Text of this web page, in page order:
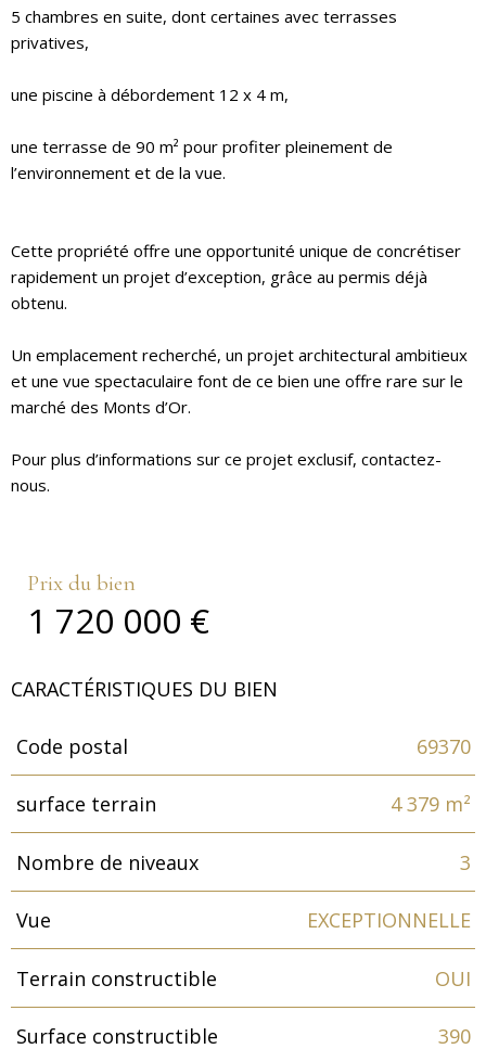
5 chambres en suite, dont certaines avec terrasses
privatives,
une piscine à débordement 12 x 4 m,
une terrasse de 90 m² pour profiter pleinement de
l’environnement et de la vue.
Cette propriété offre une opportunité unique de concrétiser
rapidement un projet d’exception, grâce au permis déjà
obtenu.
Un emplacement recherché, un projet architectural ambitieux
et une vue spectaculaire font de ce bien une offre rare sur le
marché des Monts d’Or.
Pour plus d’informations sur ce projet exclusif, contactez-
nous.
Prix du bien
1 720 000 €
CARACTÉRISTIQUES DU BIEN
Caractéristiques
Code postal 69370
surface terrain 4 379 m²
Nombre de niveaux 3
Vue EXCEPTIONNELLE
Terrain constructible OUI
Surface constructible 390